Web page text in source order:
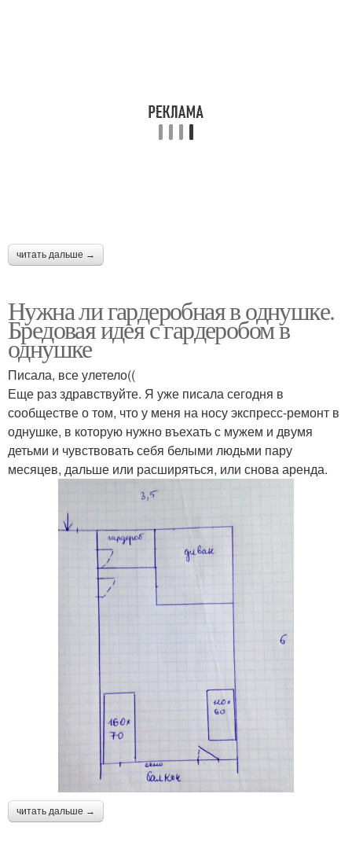
читать дальше →
Нужна ли гардеробная в однушке.
Бредовая идея с гардеробом в
однушке
Писала, все улетело((
Еще раз здравствуйте. Я уже писала сегодня в
сообществе о том, что у меня на носу экспресс-ремонт в
однушке, в которую нужно въехать с мужем и двумя
детьми и чувствовать себя белыми людьми пару
месяцев, дальше или расширяться, или снова аренда.
читать дальше →